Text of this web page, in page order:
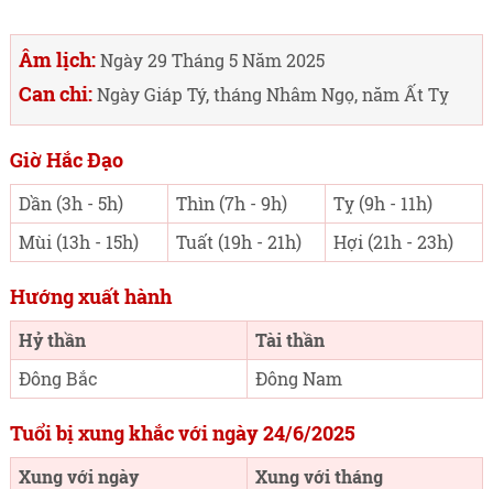
Âm lịch:Ngày 29 Tháng 5 Năm 2025
Can chi:Ngày Giáp Tý, tháng Nhâm Ngọ, năm Ất Tỵ
Giờ Hắc Đạo
Dần (3h - 5h) Thìn (7h - 9h)
Tỵ (9h - 11h)
Mùi (13h - 15h)
Tuất (19h - 21h) Hợi (21h - 23h)
Hướng xuất hành
Hỷ thần
Tài thần
Đông Bắc
Đông Nam
Tuổi bị xung khắc với ngày 24/6/2025
Xung với ngày
Xung với tháng